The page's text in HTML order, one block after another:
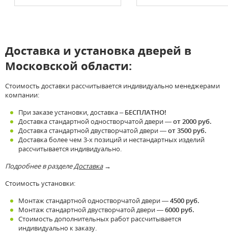
Доставка и установка дверей в
Московской области:
Стоимость доставки рассчитывается индивидуально менеджерами
компании:
При заказе установки, доставка –БЕСПЛАТНО!
Доставка стандартной одностворчатой двери —от 2000 руб.
Доставка стандартной двустворчатой двери —от 3500 руб.
Доставка более чем 3-х позиций и нестандартных изделий
рассчитывается индивидуально.
Подробнее в разделеДоставка→
Стоимость установки:
Монтаж стандартной одностворчатой двери —4500 руб.
Монтаж стандартной двустворчатой двери —6000 руб.
Стоимость дополнительных работ рассчитывается
индивидуально к заказу.